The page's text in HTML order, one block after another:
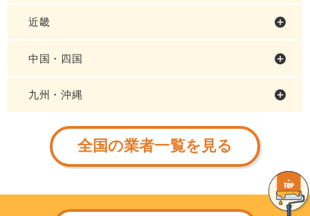
近畿
中国・四国
九州・沖縄
全国の業者一覧を見る